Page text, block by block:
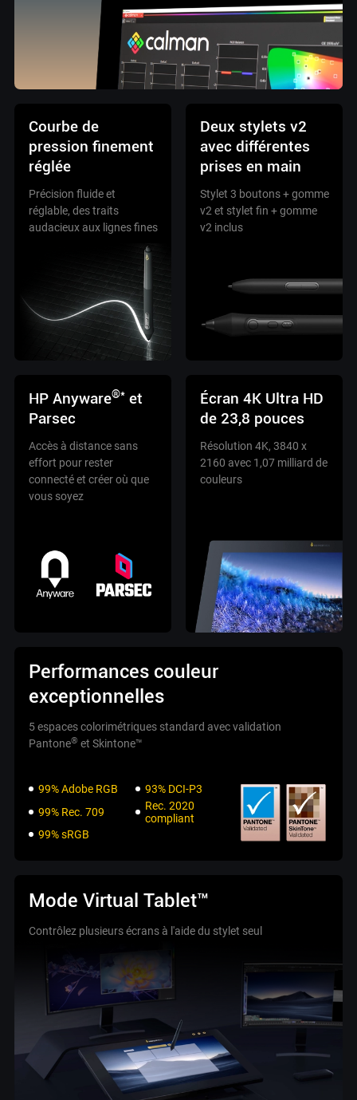
Courbe de
pression finement
réglée
Précision fluide et
réglable, des traits
audacieux aux lignes fines
Deux stylets v2
avec différentes
prises en main
Stylet 3 boutons + gomme
v2 et stylet fin + gomme
v2 inclus
HP Anyware®*et
Parsec
Accès à distance sans
effort pour rester
connecté et créer où que
vous soyez
Écran 4K Ultra HD
de 23,8 pouces
Résolution 4K, 3840 x
2160 avec 1,07 milliard de
couleurs
Performances couleur
exceptionnelles
5 espaces colorimétriques standard avec validation
Pantone® et Skintone™
99% Adobe RGB
93% DCI-P3
99% Rec. 709
Rec. 2020
compliant
99% sRGB
Mode Virtual Tablet™
Contrôlez plusieurs écrans à l'aide du stylet seul